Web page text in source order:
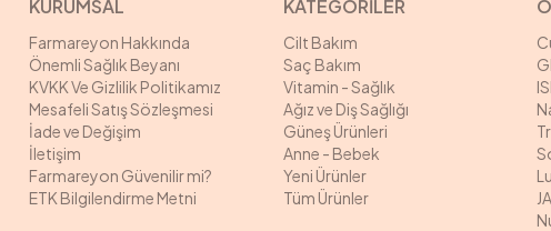
KURUMSAL
Farmareyon Hakkında
Önemli Sağlık Beyanı
KVKK Ve Gizlilik Politikamız
Mesafeli Satış Sözleşmesi
İade ve Değişim
İletişim
Farmareyon Güvenilir mi?
ETK Bilgilendirme Metni
KATEGORİLER
Cilt Bakım
Saç Bakım
Vitamin - Sağlık
Ağız ve Diş Sağlığı
Güneş Ürünleri
Anne - Bebek
Yeni Ürünler
Tüm Ürünler